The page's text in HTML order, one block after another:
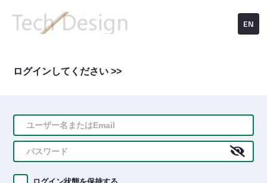
EN
ログインしてください >>